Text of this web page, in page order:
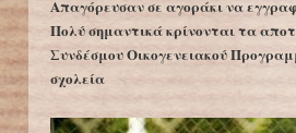
Απαγόρευσαν σε αγοράκι να
Πολύ σημαντικά κρίνονται τα
Συνδέσμου Οικογενειακού
σχολεία